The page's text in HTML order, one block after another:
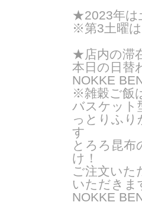
★2023年は
※第3土曜
★店内の滞
本日の日替
NOKKE
※雑穀ご飯
バスケット
っとりふり
す
とろろ昆布
け！
ご注文いた
いただきま
NOKKE